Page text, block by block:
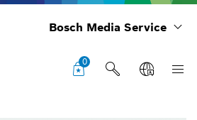
Bosch Media Service
0